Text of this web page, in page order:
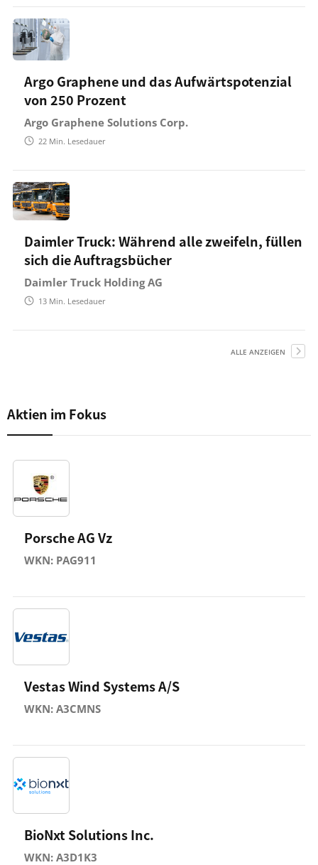
Argo Graphene und das Aufwärtspotenzial
von 250 Prozent
Argo Graphene Solutions Corp.
22 Min. Lesedauer
Daimler Truck: Während alle zweifeln, füllen
sich die Auftragsbücher
Daimler Truck Holding AG
13 Min. Lesedauer
ALLE ANZEIGEN
Aktien im Fokus
Porsche AG Vz
WKN: PAG911
Vestas Wind Systems A/S
WKN: A3CMNS
BioNxt Solutions Inc.
WKN: A3D1K3